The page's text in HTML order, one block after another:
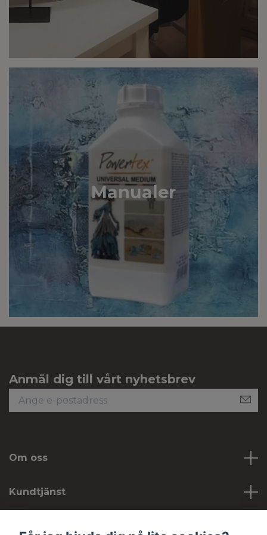
Manualer
Anmäl dig till vårt nyhetsbrev
Om oss
Kundtjänst